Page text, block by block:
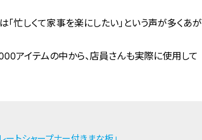
忙しくて家事を楽にしたい」という声が多くあが
アイテムの中から、店員さんも実際に使用して